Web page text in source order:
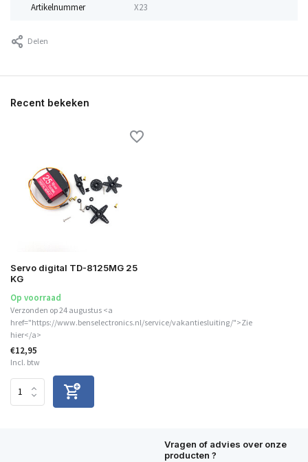
Artikelnummer X23
Delen
Recent bekeken
Servo digital TD-8125MG 25
KG
Op voorraad
Verzonden op 24 augustus <a
href="https://www.benselectronics.nl/service/vakantiesluiting/">Zie
hier</a>
€12,95
Incl. btw
Vragen of advies over onze
producten ?